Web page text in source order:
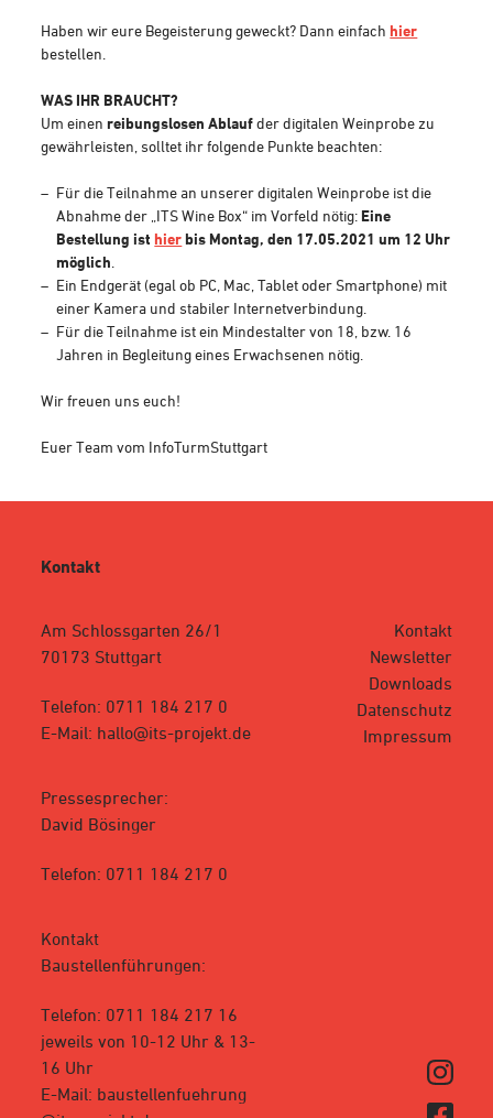
Haben wir eure Begeisterung geweckt? Dann einfachhier
bestellen.
WAS IHR BRAUCHT?
Um einenreibungslosen Ablaufder digitalen Weinprobe zu
gewährleisten, solltet ihr folgende Punkte beachten:
Für die Teilnahme an unserer digitalen Weinprobe ist die
Abnahme der „ITS Wine Box“ im Vorfeld nötig: Eine
Bestellung ist hierbis Montag, den 17.05.2021 um 12 Uhr
möglich
Ein Endgerät (egal ob PC, Mac, Tablet oder Smartphone) mit
einer Kamera und stabiler Internetverbindung.
Für die Teilnahme ist ein Mindestalter von 18, bzw. 16
Jahren in Begleitung eines Erwachsenen nötig.
Wir freuen uns euch!
Euer Team vom InfoTurmStuttgart
Kontakt
Am Schlossgarten 26/1
70173 Stuttgart
Telefon: 0711 184 217 0
E-Mail: hallo@its-projekt.de
Pressesprecher:
David Bösinger
Telefon: 0711 184 217 0
Kontakt
Baustellenführungen:
Telefon: 0711 184 217 16
jeweils von 10-12 Uhr & 13-
16 Uhr
E-Mail: baustellenfuehrung
Kontakt
Newsletter
Downloads
Datenschutz
Impressum